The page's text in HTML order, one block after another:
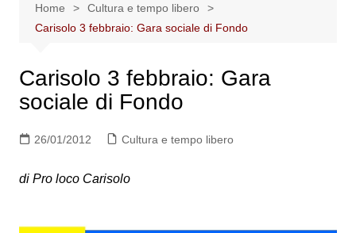
Home
Cultura e tempo libero
Carisolo 3 febbraio: Gara sociale di Fondo
Carisolo 3 febbraio: Gara
sociale di Fondo
26/01/2012 Cultura e tempo libero
di Pro loco Carisolo